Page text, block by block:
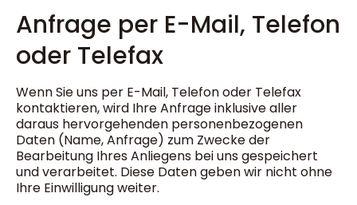
Anfrage per E-Mail, Telefon
oder Telefax
Wenn Sie uns per E-Mail, Telefon oder Telefax
kontaktieren, wird Ihre Anfrage inklusive aller
daraus hervorgehenden personenbezogenen
Daten (Name, Anfrage) zum Zwecke der
Bearbeitung Ihres Anliegens bei uns gespeichert
und verarbeitet. Diese Daten geben wir nicht ohne
Ihre Einwilligung weiter.